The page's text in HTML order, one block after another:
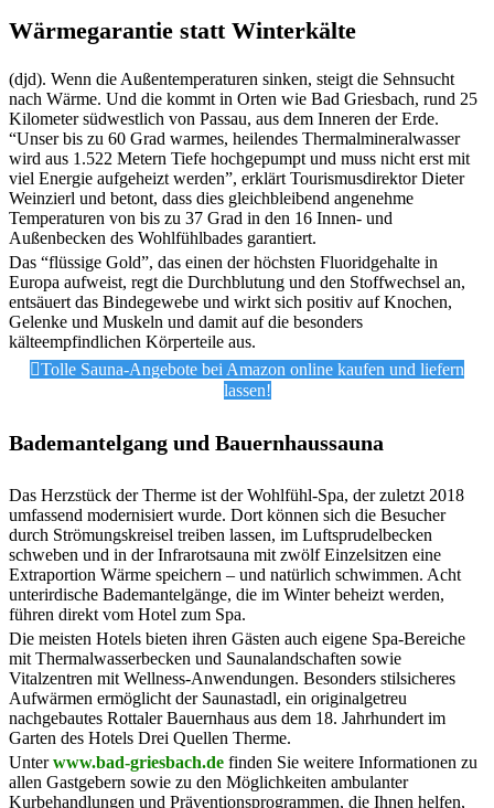
Wärmegarantie statt Winterkälte
(djd). Wenn die Außentemperaturen sinken, steigt die Sehnsucht
nach Wärme. Und die kommt in Orten wie Bad Griesbach, rund 25
Kilometer südwestlich von Passau, aus dem Inneren der Erde.
“Unser bis zu 60 Grad warmes, heilendes Thermalmineralwasser
wird aus 1.522 Metern Tiefe hochgepumpt und muss nicht erst mit
viel Energie aufgeheizt werden”, erklärt Tourismusdirektor Dieter
Weinzierl und betont, dass dies gleichbleibend angenehme
Temperaturen von bis zu 37 Grad in den 16 Innen- und
Außenbecken des Wohlfühlbades garantiert.
Das “flüssige Gold”, das einen der höchsten Fluoridgehalte in
Europa aufweist, regt die Durchblutung und den Stoffwechsel an,
entsäuert das Bindegewebe und wirkt sich positiv auf Knochen,
Gelenke und Muskeln und damit auf die besonders
kälteempfindlichen Körperteile aus.
Tolle Sauna-Angebote bei Amazon online kaufen und liefern
lassen!
Bademantelgang und Bauernhaussauna
Das Herzstück der Therme ist der Wohlfühl-Spa, der zuletzt 2018
umfassend modernisiert wurde. Dort können sich die Besucher
durch Strömungskreisel treiben lassen, im Luftsprudelbecken
schweben und in der Infrarotsauna mit zwölf Einzelsitzen eine
Extraportion Wärme speichern – und natürlich schwimmen. Acht
unterirdische Bademantelgänge, die im Winter beheizt werden,
führen direkt vom Hotel zum Spa.
Die meisten Hotels bieten ihren Gästen auch eigene Spa-Bereiche
mit Thermalwasserbecken und Saunalandschaften sowie
Vitalzentren mit Wellness-Anwendungen. Besonders stilsicheres
Aufwärmen ermöglicht der Saunastadl, ein originalgetreu
nachgebautes Rottaler Bauernhaus aus dem 18. Jahrhundert im
Garten des Hotels Drei Quellen Therme.
Unterwww.bad-griesbach.de finden Sie weitere Informationen zu
allen Gastgebern sowie zu den Möglichkeiten ambulanter
Kurbehandlungen und Präventionsprogrammen, die Ihnen helfen,